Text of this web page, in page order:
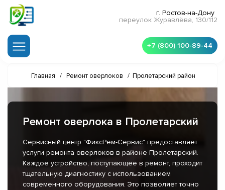
г. Ростов-на-Дону
переулок Журавлёва, 130/112
+7 (800) 100-89-44
Главная / Ремонт оверлоков / Пролетарский район
Ремонт оверлока в Пролетарский
Сервисный центр "ФиксРем-Сервис" предоставляет
услуги ремонта оверлоков в районе Пролетарский.
Каждое устройство, поступающее в ремонт, проходит
тщательную диагностику с использованием
современного оборудования. Это позволяет точно